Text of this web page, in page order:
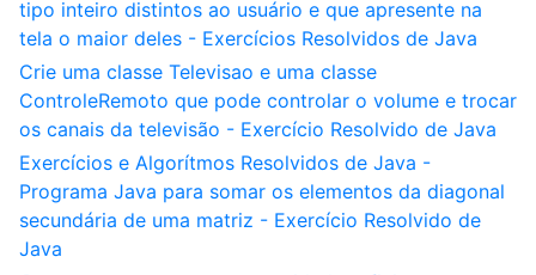
tipo inteiro distintos ao usuário e que apresente na
tela o maior deles - Exercícios Resolvidos de Java
Crie uma classe Televisao e uma classe
ControleRemoto que pode controlar o volume e trocar
os canais da televisão - Exercício Resolvido de Java
Exercícios e Algorítmos Resolvidos de Java -
Programa Java para somar os elementos da diagonal
secundária de uma matriz - Exercício Resolvido de
Java